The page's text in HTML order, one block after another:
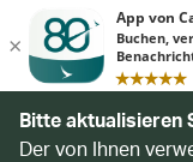
Bitte aktualisieren
Der von Ihnen